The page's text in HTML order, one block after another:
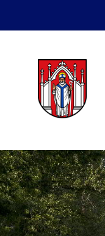
content
main
footer